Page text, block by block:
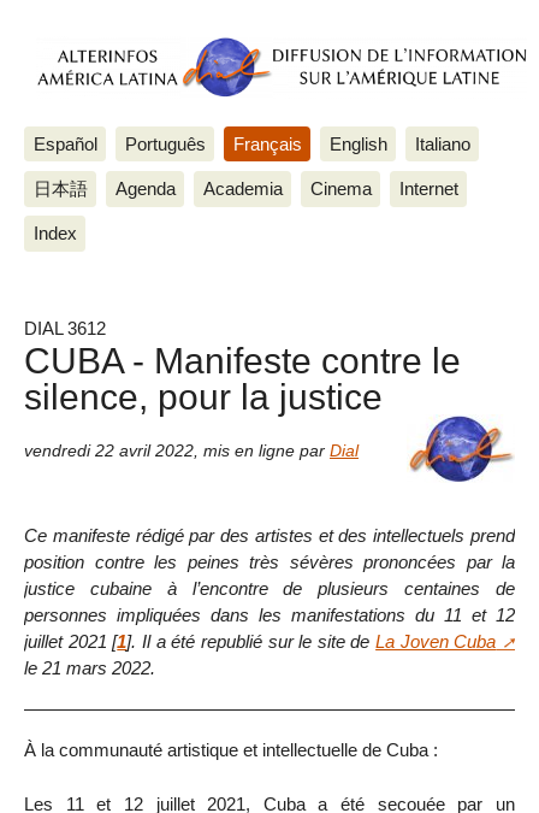
Español Português Français English Italiano
日本語 Agenda Academia Cinema Internet
Index
DIAL 3612
CUBA - Manifeste contre le
silence, pour la justice
vendredi 22 avril 2022 mis en ligne par Dial
Ce manifeste rédigé par des artistes et des intellectuels prend
position contre les peines très sévères prononcées par la
justice cubaine à l’encontre de plusieurs centaines de
personnes impliquées dans les manifestations du 11 et 12
juillet 2021 [1]. Il a été republié sur le site deLa Joven Cuba
le 21 mars 2022.
À la communauté artistique et intellectuelle de Cuba :
Les 11 et 12 juillet 2021, Cuba a été secouée par un